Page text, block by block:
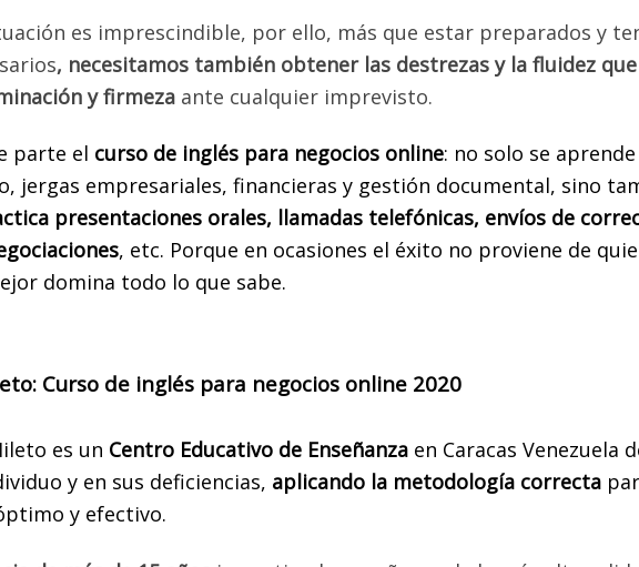
es imprescindible, por ello, más que estar preparados y
, necesitamos también obtener las destrezas y la fluidez
y firmeza ante cualquier imprevisto.
parte el curso de inglés para negocios online: no solo se
jergas empresariales, financieras y gestión documental, sino
presentaciones orales, llamadas telefónicas, envíos de
, etc. Porque en ocasiones el éxito no proviene de
domina todo lo que sabe.
Curso de inglés para negocios online 2020
es un Centro Educativo de Enseñanza en Caracas Venezuela
y en sus deficiencias, aplicando la metodología correcta
y efectivo.
EL PRIMER PASO PARA RESERVAR SU CUPO ES PARTICIPAR EN UNA
VIRTUAL RESPECTO A LAS OPORTUNIDADES DE ESTUDIOS EN
UNIVERSIDADES PÚBLICAS DE ESPAÑA, DONDE HABLAREMOS DE
Información sobre posibilidades de estudio en Universidades de
Homologación en España (requisito obligatorio para ingresar a una
universidad pública o privada en el Reino de España).
Asesorías para agendar citas para legalizar y apostillar documentos.
Asesorías para matricularse en el examen de selectividad y en las
para quedar admitido en una Universidad Pública en el Reino de España.
función de las calificaciones de los últimos dos años de bachillerato.
¿Te interesaría participar en nuestra charla virtual sobre